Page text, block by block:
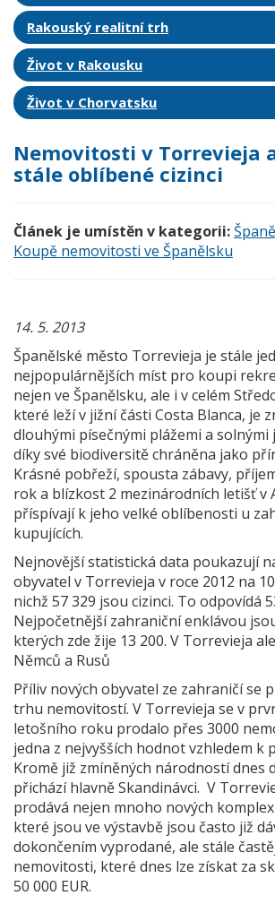
Rakouský realitní trh
Život v Rakousku
Život v Chorvatsku
Nemovitosti v Torrevieja
stále oblíbené cizinci
Článek je umístěn v kategorii:
Koupě nemovitosti ve Španělsku
14. 5. 2013
Španělské město Torrevieja je stále
nejpopulárnějších míst pro koupi
nejen ve Španělsku, ale i v celém
které leží v jižní části Costa Blanca, je
dlouhými písečnými plážemi a solnými
díky své biodiversitě chráněna jako
Krásné pobřeží, spousta zábavy,
rok a blízkost 2 mezinárodních letišť v
příspívají k jeho velké oblíbenosti u
kupujících.
Nejnovější statistická data poukazují
obyvatel v Torrevieja v roce 2012 na
nichž 57 329 jsou cizinci. To odpovídá
Nejpočetnější zahraniční enklávou
kterých zde žije 13 200. V Torrevieja
Němců a Rusů
Příliv nových obyvatel ze zahraničí se
trhu nemovitostí. V Torrevieja se v
letošního roku prodalo přes 3000
jedna z nejvyšších hodnot vzhledem k
Kromě již zmíněných národností dnes
přichází hlavně Skandinávci. V
prodává nejen mnoho nových
které jsou ve výstavbě jsou často již
dokončením vyprodané, ale stále
nemovitosti, které dnes lze získat za
50 000 EUR.